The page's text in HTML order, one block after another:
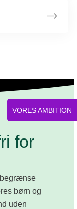
VORES AMBITION
for
børn og
uden